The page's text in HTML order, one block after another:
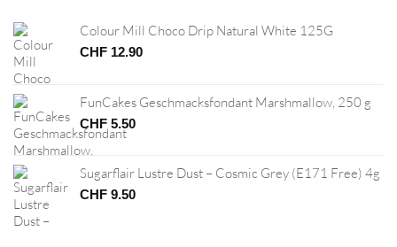
Colour Mill Choco Drip Natural White 125G
CHF 12.90
FunCakes Geschmacksfondant Marshmallow, 250 g
CHF 5.50
Sugarflair Lustre Dust – Cosmic Grey (E171 Free) 4g
CHF 9.50